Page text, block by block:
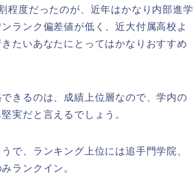
程度だったのが、近年はかなり内部進学
ランク偏差値が低く、近大付属高校よ
たいあなたにとってはかなりおすすめ
きるのは、成績上位層なので、学内の
実だと言えるでしょう。
で、ランキング上位には追手門学院、
ランクイン。